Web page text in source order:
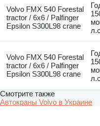
Volvo FMX 540 Forestal
tractor / 6x6 / Palfinger
Epsilon S300L98 crane
Volvo FMX 540 Forestal
tractor / 6x6 / Palfinger
Epsilon S300L98 crane
Смотрите также
Автокраны Volvo в Украине